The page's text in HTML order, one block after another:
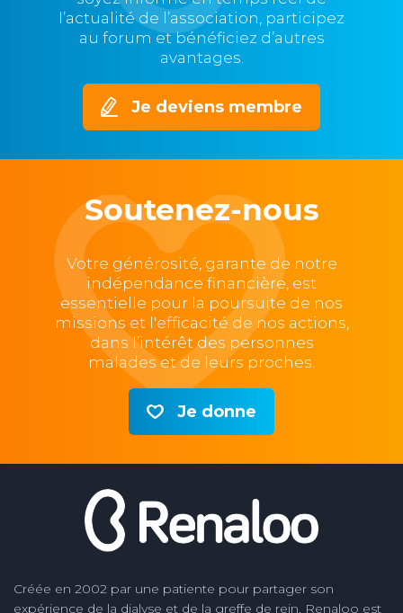
l’actualité de l’association, participez
au forum et bénéficiez d’autres
avantages.
Je deviens membre
Soutenez-nous
Votre générosité, garante de notre
indépendance financière, est
essentielle pour la poursuite de nos
missions et l'efficacité de nos actions,
dans l’intérêt des personnes
malades et de leurs proches.
Je donne
Créée en 2002 par une patiente pour partager son
expérience de la dialyse et de la greffe de rein, Renaloo est